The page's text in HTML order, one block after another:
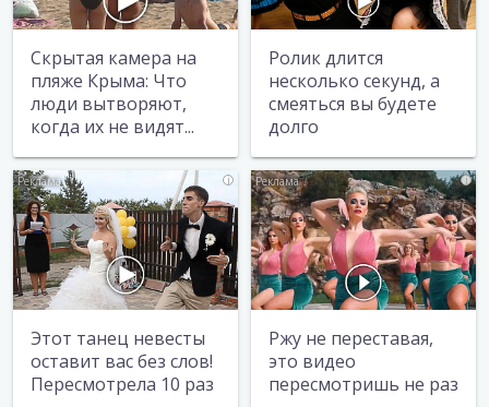
Скрытая камера на
пляже Крыма: Что
люди вытворяют,
когда их не видят...
Ролик длится
несколько секунд, а
смеяться вы будете
долго
i
Этот танец невесты
оставит вас без слов!
Пересмотрела 10 раз
i
Ржу не переставая,
это видео
пересмотришь не раз